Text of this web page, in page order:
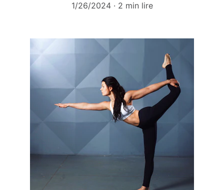
1/26/2024
2 min lire